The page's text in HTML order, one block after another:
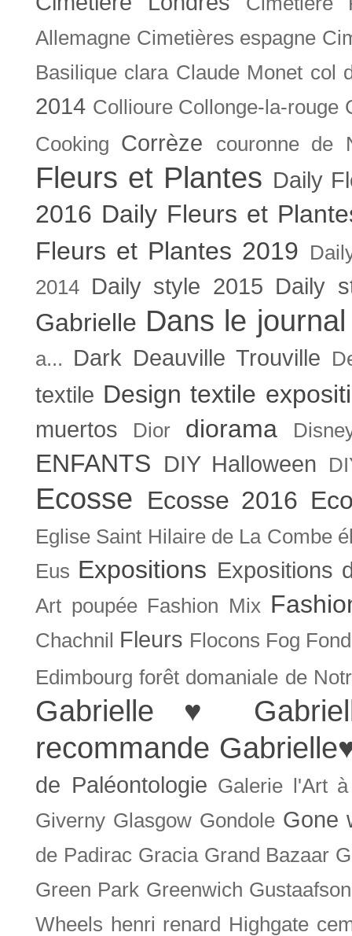
Allemagne Cimetières espagne
Basilique clara Claude Monet col
2014 Collioure Collonge-la-rouge
Cooking
Corrèze couronne de
Fleurs et Plantes Daily
2016 Daily Fleurs et
Fleurs et Plantes 2019
2014
Daily style 2015 Daily
Gabrielle Dans le journal
a... Dark Deauville Trouville
textile Design textile
muertos Dior diorama
ENFANTS DIY Halloween
Ecosse Ecosse 2016
Eglise Saint Hilaire de La Combe
Eus Expositions Expositions
Art poupée Fashion Mix
Chachnil Fleurs Flocons Fog
Edimbourg forêt domaniale de
Gabrielle ♥
recommande
de Paléontologie Galerie l'Art
Giverny Glasgow Gondole Gone
de Padirac Gracia Grand Bazaar
Green Park Greenwich Gustaafson
Wheels henri renard Highgate